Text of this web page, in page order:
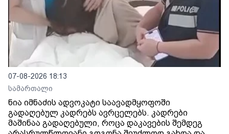
07-08-2026 18:13
სამართალი
ნია იმნაძის ადვოკატი საავადმყოფოში
გადაღებულ კადრებს ავრცელებს. კადრები
მაშინაა გადაღებული, როცა დაკავების შემდეგ